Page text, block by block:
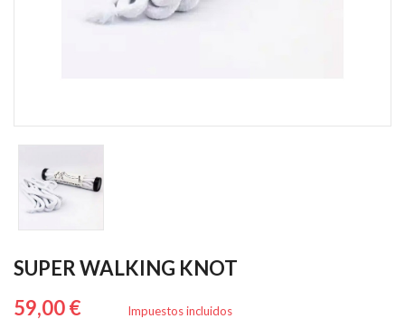
SUPER WALKING KNOT
59,00 €
Impuestos incluidos